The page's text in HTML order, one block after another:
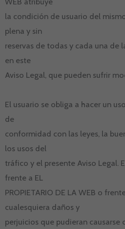
la condición de usuario del
plena y sin
reservas de todas y cada una de
en este
Aviso Legal, que pueden sufrir
El usuario se obliga a hacer un
de
conformidad con las leyes, la
los usos del
tráfico y el presente Aviso Legal.
frente a EL
PROPIETARIO DE LA WEB o
cualesquiera daños y
perjuicios que pudieran causarse